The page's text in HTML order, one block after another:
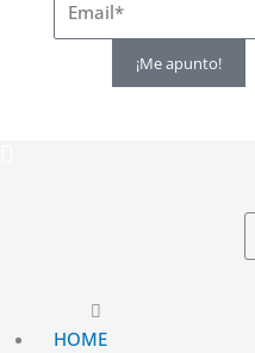
¡Me apunto!
Main
Menu
HOME